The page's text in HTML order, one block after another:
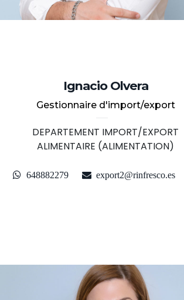
Ignacio Olvera
Gestionnaire d'import/export
DEPARTEMENT IMPORT/EXPORT
ALIMENTAIRE (ALIMENTATION)
648882279 export2@rinfresco.es